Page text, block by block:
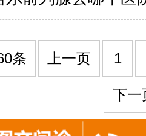
条 上一页 1
下一